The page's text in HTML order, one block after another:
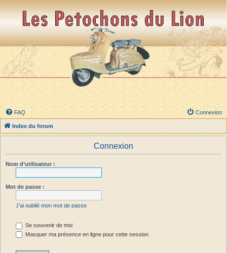
FAQ Connexion
Index du forum
Connexion
Nom d’utilisateur :
Mot de passe :
J’ai oublié mon mot de passe
Se souvenir de moi
Masquer ma présence en ligne pour cette session